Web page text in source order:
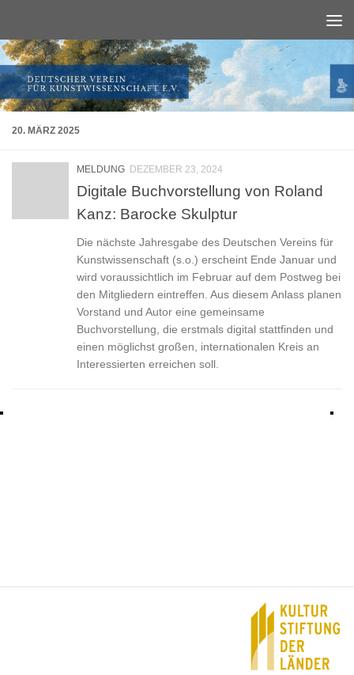
20. MÄRZ 2025
MELDUNG DEZEMBER 23, 2024
Digitale Buchvorstellung von Roland
Kanz: Barocke Skulptur
Die nächste Jahresgabe des Deutschen Vereins für
Kunstwissenschaft (s.o.) erscheint Ende Januar und
wird voraussichtlich im Februar auf dem Postweg bei
den Mitgliedern eintreffen. Aus diesem Anlass planen
Vorstand und Autor eine gemeinsame
Buchvorstellung, die erstmals digital stattfinden und
einen möglichst großen, internationalen Kreis an
Interessierten erreichen soll.